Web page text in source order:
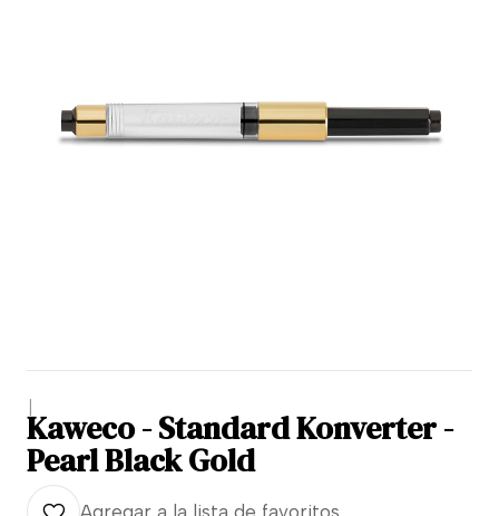
|
Kaweco - Standard Konverter -
Pearl Black Gold
Agregar a la lista de favoritos